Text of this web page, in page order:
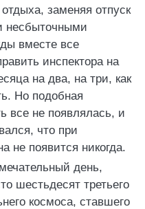
заменяя отпуск
несбыточными
вместе все
инспектора на
на два, на три, как
Но подобная
все не появлялась, и
что при
не появится никогда.
день,
шестьдесят третьего
космоса, ставшего